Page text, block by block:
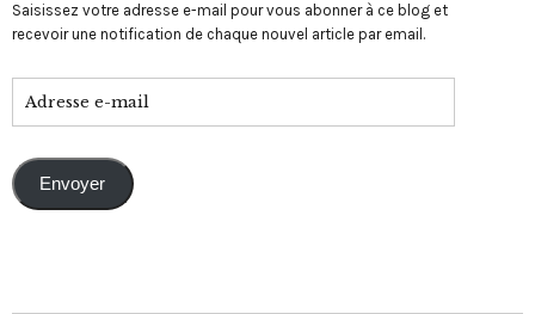
Saisissez votre adresse e-mail pour vous abonner à ce blog et
recevoir une notification de chaque nouvel article par email.
Envoyer